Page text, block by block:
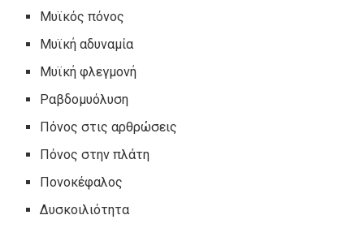
Μυϊκός πόνος
Μυϊκή αδυναμία
Μυϊκή φλεγμονή
Ραβδομυόλυση
Πόνος στις αρθρώσεις
Πόνος στην πλάτη
Πονοκέφαλος
Δυσκοιλιότητα